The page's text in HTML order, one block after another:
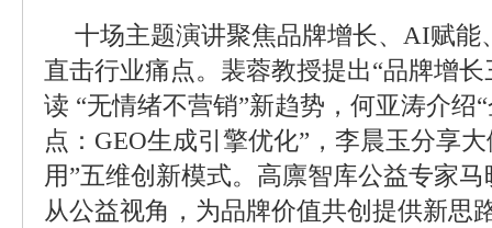
十场主题演讲聚焦品牌增长、AI赋能
直击行业痛点。裴蓉教授提出“品牌增
读 “无情绪不营销”新趋势，何亚涛介绍
点：GEO生成引擎优化”，李晨玉分享
用”五维创新模式。高廪智库公益专家
从公益视角，为品牌价值共创提供新思